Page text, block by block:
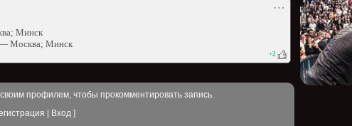
⋯
Минск
Москва; Минск
+2
профилем, чтобы прокомментировать запись.
Вход]